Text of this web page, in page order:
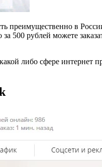
преимущественно в
500 рублей можете
либо сфере интернет